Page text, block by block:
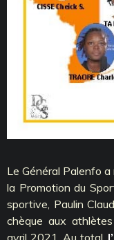
Le Général Palenfo
la Promotion du
sportive, Paulin
chèque aux